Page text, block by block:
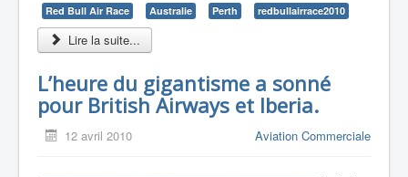
Red Bull Air Race Australie Perth redbullairrace2010
Lire la suite...
L’heure du gigantisme a sonné
pour British Airways et Iberia.
12 avril 2010 Aviation Commerciale